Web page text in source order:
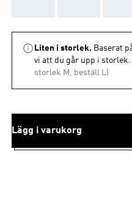
Liten i storlek. Baserat
vi att du går upp i storlek.
storlek M, beställ L)
Lägg i varukorg